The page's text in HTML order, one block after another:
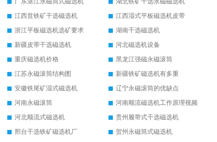
江西贫铁矿干选磁选机
江西湿式平板磁选机皮带
浙江平板磁选机选矿要求
湖南干选磁选机
新疆皮带干选磁选机
河北磁选机设备
重庆磁选机价格
黑龙江强磁永磁滚筒
江苏永磁滚筒结构图
新疆铁矿磁选机有多重
安徽铁尾矿湿式磁选机
辽宁永磁滚筒的优缺点
河南永磁滚筒
河南顺流磁选机工作原理视频
河北顺流式磁选机
贵州履带式干选磁选机
邢台干选铁矿磁选机厂
贺州永磁筒式磁选机